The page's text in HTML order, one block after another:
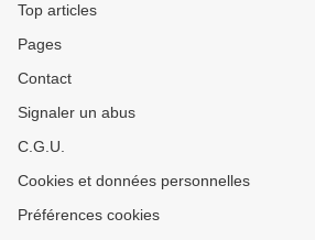
Top articles
Pages
Contact
Signaler un abus
C.G.U.
Cookies et données personnelles
Préférences cookies